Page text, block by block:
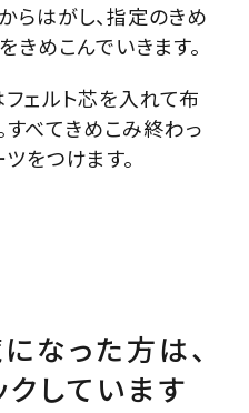
らはがし、指定のきめ
きめこんでいきます。
ェルト芯を入れて布
すべてきめこみ終わっ
をつけます。
なった方は、
クしています